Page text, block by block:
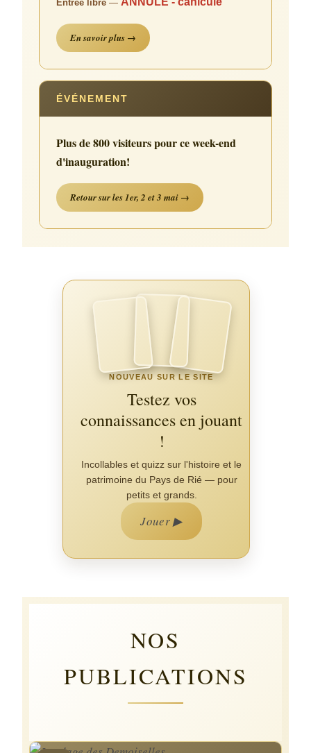
Entrée libre —
En savoir plus →
ÉVÉNEMENT
Plus de 800 visiteurs pour ce week-end
d'inauguration!
Retour sur les 1er, 2 et 3 mai →
NOUVEAU SUR LE SITE
Testez vos
connaissances en jouant
!
Incollables et quizz sur l'histoire et le
patrimoine du Pays de Rié — pour
petits et grands.
Jouer ▶
NOS
PUBLICATIONS